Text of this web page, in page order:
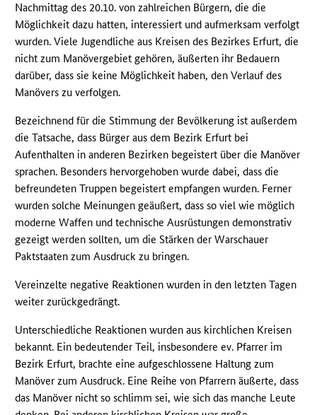
Nachmittag des 20.10. von zahlreichen Bürgern, die die
Möglichkeit dazu hatten, interessiert und aufmerksam verfolgt
wurden. Viele Jugendliche aus Kreisen des Bezirkes Erfurt, die
nicht zum Manövergebiet gehören, äußerten ihr Bedauern
darüber, dass sie keine Möglichkeit haben, den Verlauf des
Manövers zu verfolgen.
Bezeichnend für die Stimmung der Bevölkerung ist außerdem
die Tatsache, dass Bürger aus dem Bezirk Erfurt bei
Aufenthalten in anderen Bezirken begeistert über die Manöver
sprachen. Besonders hervorgehoben wurde dabei, dass die
befreundeten Truppen begeistert empfangen wurden. Ferner
wurden solche Meinungen geäußert, dass so viel wie möglich
moderne Waffen und technische Ausrüstungen demonstrativ
gezeigt werden sollten, um die Stärken der Warschauer
Paktstaaten zum Ausdruck zu bringen.
Vereinzelte negative Reaktionen wurden in den letzten Tagen
weiter zurückgedrängt.
Unterschiedliche Reaktionen wurden aus kirchlichen Kreisen
bekannt. Ein bedeutender Teil, insbesondere ev. Pfarrer im
Bezirk Erfurt, brachte eine aufgeschlossene Haltung zum
Manöver zum Ausdruck. Eine Reihe von Pfarrern äußerte, dass
das Manöver nicht so schlimm sei, wie sich das manche Leute